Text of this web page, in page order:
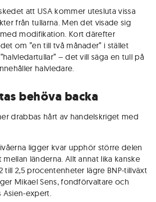
att USA kommer utesluta vissa
från tullarna. Men det visade sig
modifikation. Kort därefter
om ”en till två månader” i stället
– det vill säga en tull på
halvledare.
behöva backa
drabbas hårt av handelskriget med
ligger kvar upphör större delen
länderna. Allt annat lika kanske
till 2,5 procentenheter lägre BNP-tillväxt
Mikael Sens, fondförvaltare och
Asien-expert.